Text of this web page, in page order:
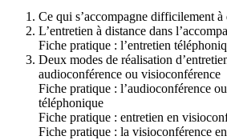
Ce qui s’accompagne difficilement à
L’entretien à distance dans
Fiche pratique : l’entretien
Deux modes de réalisation
audioconférence ou visioconférence
Fiche pratique : l’audioconférence
téléphonique
Fiche pratique : entretien en
Fiche pratique : la visioconférence